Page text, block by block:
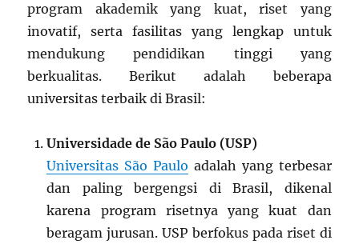
program akademik yang kuat, riset yang
inovatif, serta fasilitas yang lengkap untuk
mendukung pendidikan tinggi yang
berkualitas. Berikut adalah beberapa
universitas terbaik di Brasil:
Universidade de São Paulo (USP)
Universitas São Paulo adalah yang terbesar
dan paling bergengsi di Brasil, dikenal
karena program risetnya yang kuat dan
beragam jurusan. USP berfokus pada riset di